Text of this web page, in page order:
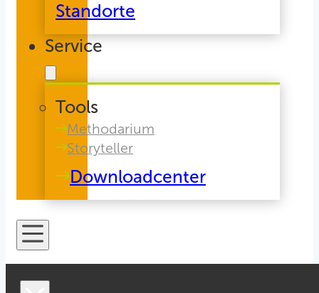
Standorte
Service
Tools
Methodarium
Storyteller
Downloadcenter